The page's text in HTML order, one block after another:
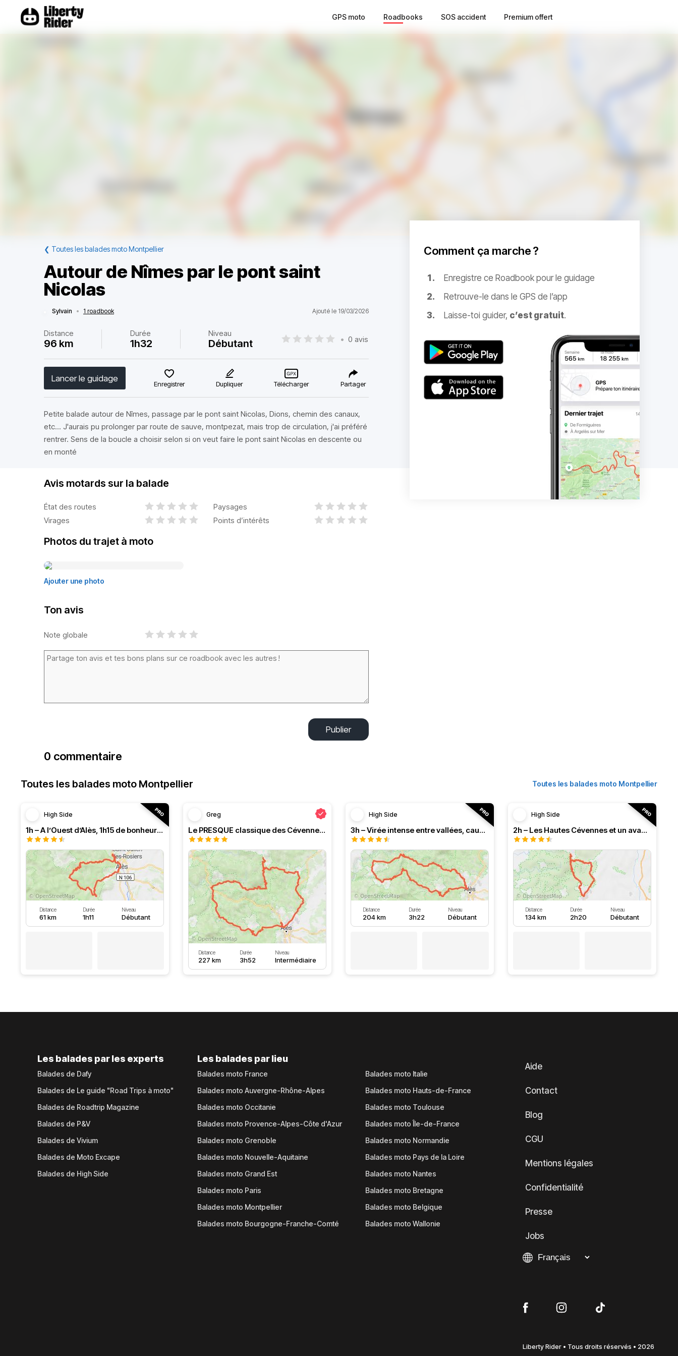
GPS moto Roadbooks SOS accident Premium offert
❮ Toutes les balades moto Montpellier
Autour de Nîmes par le pont saint
Nicolas
Sylvain • 1 roadbook Ajouté le 19/03/2026
Distance
96 km
Durée
1h32
Niveau
Débutant • 0 avis
Lancer le guidage
Enregistrer Dupliquer Télécharger Partager
Petite balade autour de Nîmes, passage par le pont saint Nicolas, Dions, chemin des canaux,
etc... J'aurais pu prolonger par route de sauve, montpezat, mais trop de circulation, j'ai préféré
rentrer. Sens de la boucle a choisir selon si on veut faire le pont saint Nicolas en descente ou
en monté
Comment ça marche ?
Enregistre ce Roadbook pour le guidage
Retrouve-le dans le GPS de l’app
Laisse-toi guider, c’est gratuit.
Avis motards sur la balade
État des routes
Paysages
Virages
Points d’intérêts
Photos du trajet à moto
Ajouter une photo
Ton avis
Note globale
Publier
0 commentaire
Toutes les balades moto Montpellier Toutes les balades moto Montpellier
High Side
1h – A l’Ouest d’Alès, 1h15 de bonheur (HSRF23)
Distance
61 km
Durée
1h11
Niveau
Débutant
Greg
Le PRESQUE classique des Cévennes par Greg
Distance
227 km
Durée
3h52
Niveau
Intermédiaire
High Side
3h – Virée intense entre vallées, causses et monts (HSRF24)
Distance
204 km
Durée
3h22
Niveau
Débutant
High Side
2h – Les Hautes Cévennes et un avant-goût d'Ardèche (HSRF24)
Distance
134 km
Durée
2h20
Niveau
Débutant
Les balades par les experts
Balades de Dafy
Balades de Le guide "Road Trips à moto"
Balades de Roadtrip Magazine
Balades de P&V
Balades de Vivium
Balades de Moto Excape
Balades de High Side
Les balades par lieu
Balades moto France
Balades moto Auvergne-Rhône-Alpes
Balades moto Occitanie
Balades moto Provence-Alpes-Côte d'Azur
Balades moto Grenoble
Balades moto Nouvelle-Aquitaine
Balades moto Grand Est
Balades moto Paris
Balades moto Montpellier
Balades moto Bourgogne-Franche-Comté
Balades moto Italie
Balades moto Hauts-de-France
Balades moto Toulouse
Balades moto Île-de-France
Balades moto Normandie
Balades moto Pays de la Loire
Balades moto Nantes
Balades moto Bretagne
Balades moto Belgique
Balades moto Wallonie
Aide
Contact
Blog
CGU
Mentions légales
Confidentialité
Presse
Jobs
Liberty Rider • Tous droits réservés • 2026